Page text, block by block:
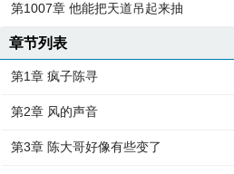
第1007章 他能把天道吊起来抽
章节列表
第1章 疯子陈寻
第2章 风的声音
第3章 陈大哥好像有些变了